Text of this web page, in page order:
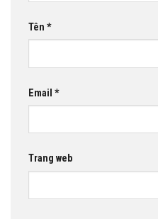
Tên *
Email *
Trang web